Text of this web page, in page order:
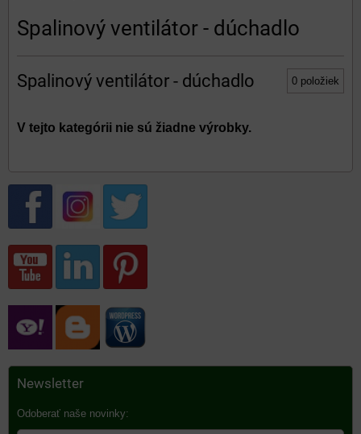
Spalinový ventilátor - dúchadlo
Spalinový ventilátor - dúchadlo 0 položiek
Newsletter
Odoberať naše novinky: